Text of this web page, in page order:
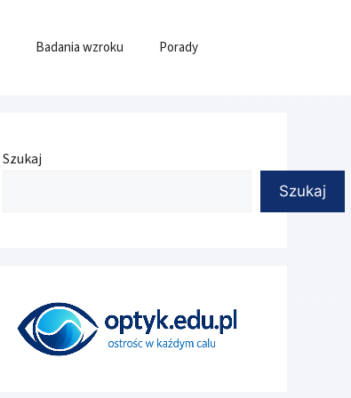
Badania wzroku Porady
Szukaj
Szukaj